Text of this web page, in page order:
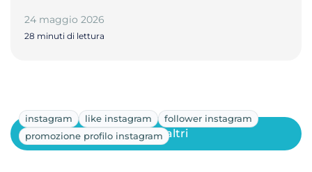
24 maggio 2026
28 minuti di lettura
instagram like instagram
follower instagram
promozione profilo instagram
Mostra altri